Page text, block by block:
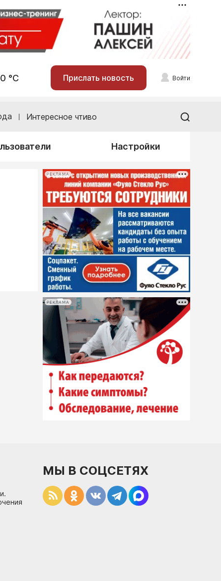
°С Прислать новость Войти
Интересное чтиво
Настройки
РЕКЛАМА
РЕКЛАМА
МЫ В СОЦСЕТЯХ